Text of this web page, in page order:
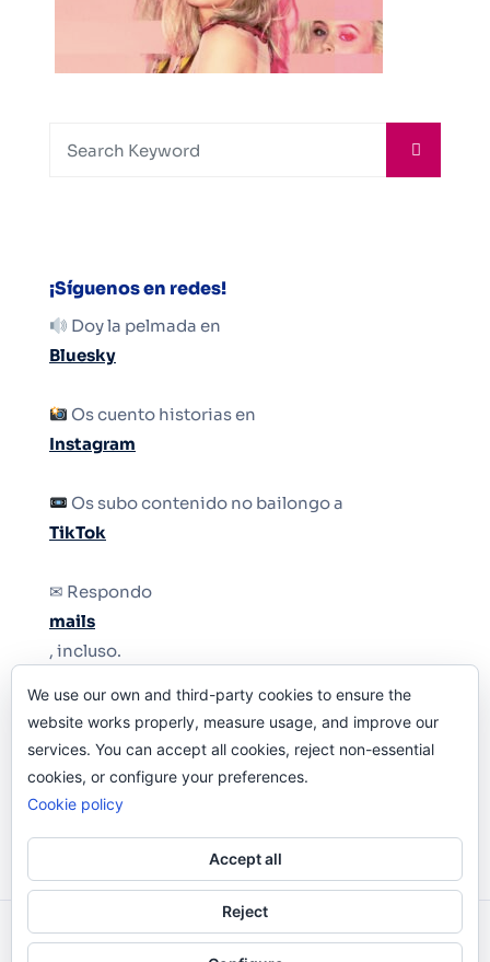
¡Síguenos en redes!
Doy la pelmada en
Bluesky
Os cuento historias en
Instagram
Os subo contenido no bailongo a
TikTok
✉ Respondo
mails
, incluso.
Y si una persona no puede tener teléfono, que
le quiten el teléfono.
Odi O'Malley © 2016-2025. Todos Los Derechos
We use our own and third-party cookies to ensure the
website works properly, measure usage, and improve our
services. You can accept all cookies, reject non-essential
cookies, or configure your preferences.
Cookie policy
Accept all
Reject